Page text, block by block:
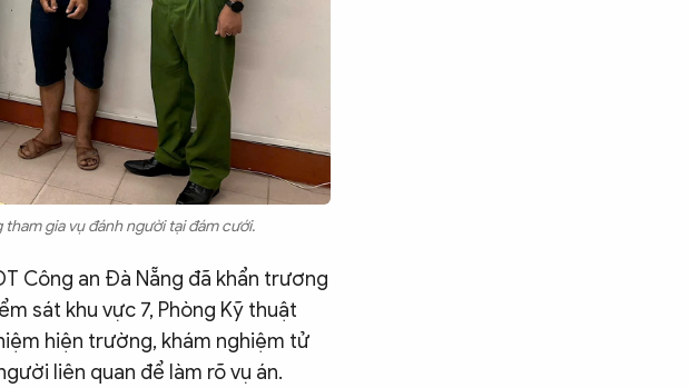
gia vụ đánh người tại đám cưới.
Công an Đà Nẵng đã khẩn trương
sát khu vực 7, Phòng Kỹ thuật
hiện trường, khám nghiệm tử
liên quan để làm rõ vụ án.